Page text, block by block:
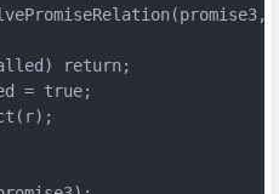
return;
= true;